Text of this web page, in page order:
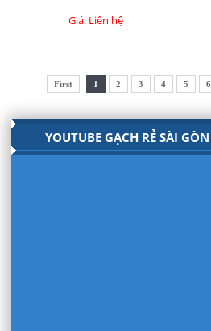
Giá: Liên hệ
First 1 2 3 4 5 6
YOUTUBE GẠCH RẺ SÀI GÒN